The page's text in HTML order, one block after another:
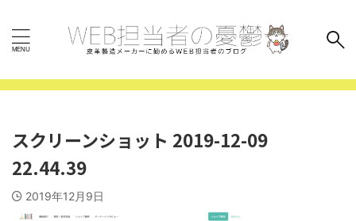
スクリーンショット 2019-12-09
22.44.39
2019年12月9日